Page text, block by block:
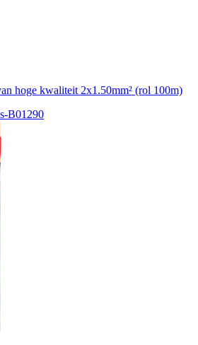
hoge kwaliteit 2x1.50mm² (rol 100m)
B01290